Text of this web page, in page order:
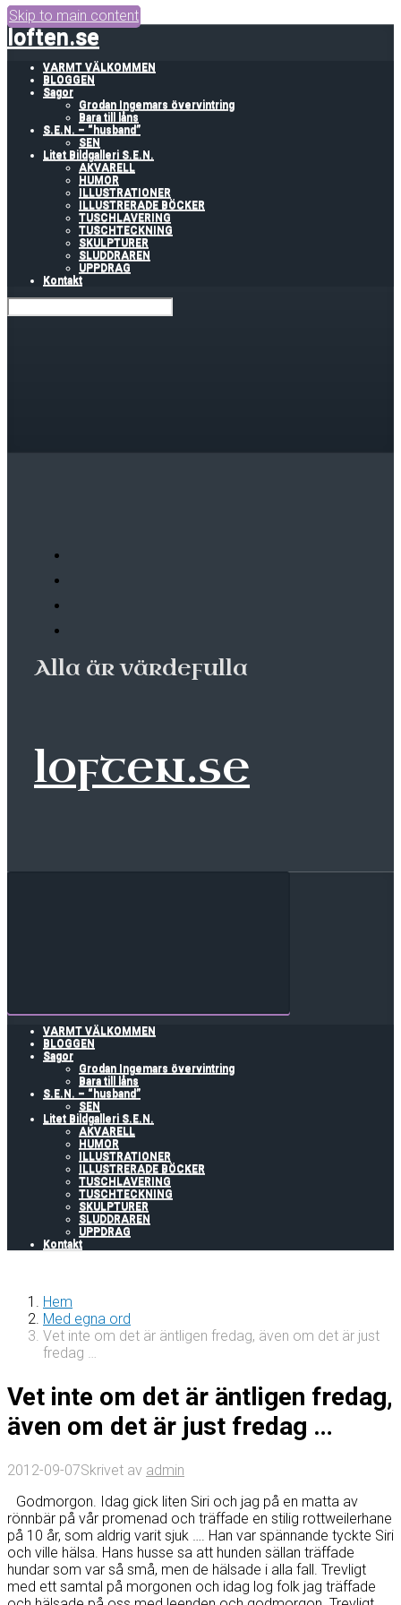
Skip to main content
loften.se
VARMT VÄLKOMMEN
BLOGGEN
Sagor
Grodan Ingemars övervintring
Bara till låns
S.E.N. – “husband”
SEN
Litet Bildgalleri S.E.N.
AKVARELL
HUMOR
ILLUSTRATIONER
ILLUSTRERADE BÖCKER
TUSCHLAVERING
TUSCHTECKNING
SKULPTURER
SLUDDRAREN
UPPDRAG
Kontakt
Alla är värdefulla
loften.se
VARMT VÄLKOMMEN
BLOGGEN
Sagor
Grodan Ingemars övervintring
Bara till låns
S.E.N. – “husband”
SEN
Litet Bildgalleri S.E.N.
AKVARELL
HUMOR
ILLUSTRATIONER
ILLUSTRERADE BÖCKER
TUSCHLAVERING
TUSCHTECKNING
SKULPTURER
SLUDDRAREN
UPPDRAG
Kontakt
Hem
Med egna ord
Vet inte om det är äntligen fredag, även om det är just
fredag …
Vet inte om det är äntligen fredag,
även om det är just fredag …
2012-09-07Skrivet av admin
Godmorgon. Idag gick liten Siri och jag på en matta av
rönnbär på vår promenad och träffade en stilig rottweilerhane
på 10 år, som aldrig varit sjuk …. Han var spännande tyckte Siri
och ville hälsa. Hans husse sa att hunden sällan träffade
hundar som var så små, men de hälsade i alla fall. Trevligt
med ett samtal på morgonen och idag log folk jag träffade